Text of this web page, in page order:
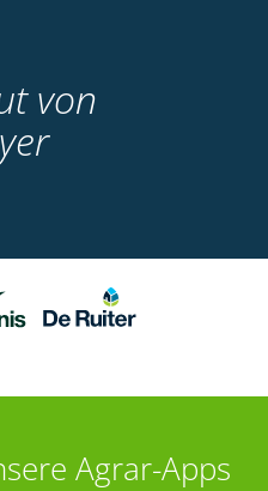
von
Agrar-Apps